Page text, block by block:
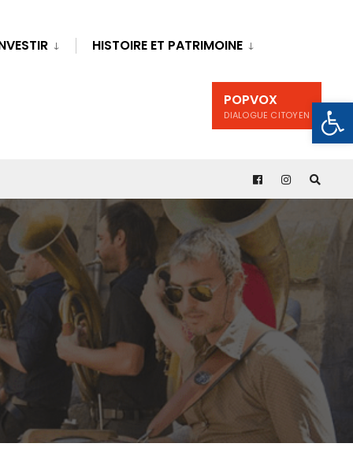
HISTOIRE ET PATRIMOINE
POPVOX
DIALOGUE CITOYEN